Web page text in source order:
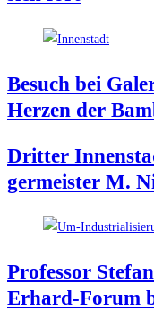
Besuch bei
Her­zen der
Drit­ter
ger­meis­ter M.
Pro­fes­sor
Erhard-Forum